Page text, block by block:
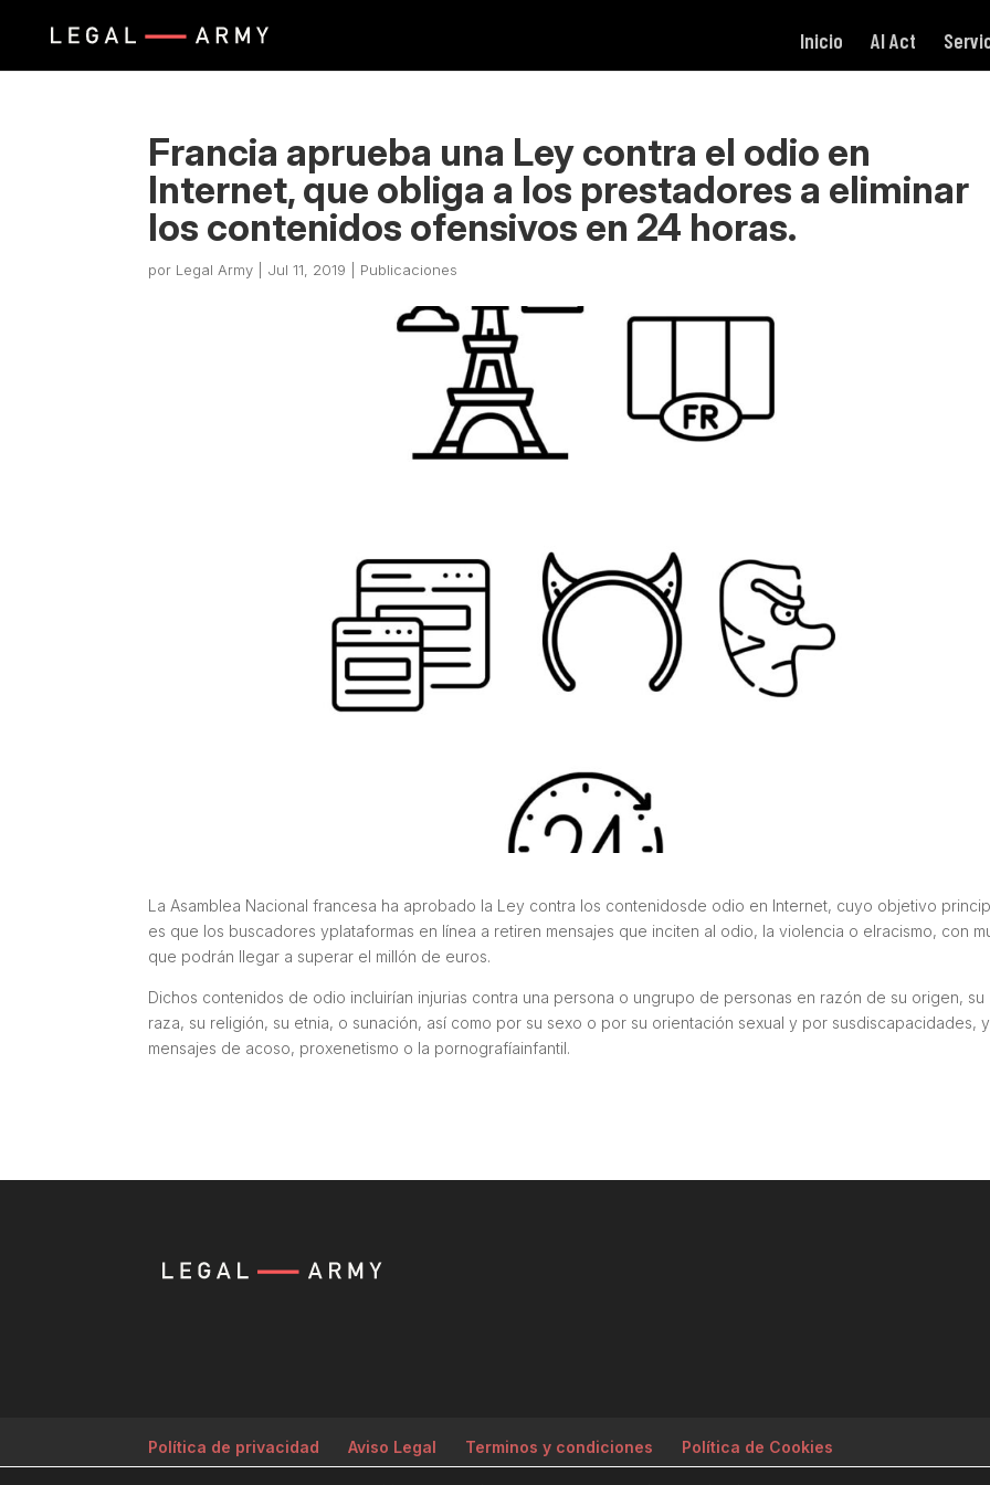
Inicio AI Act
Francia aprueba una Ley contra el odio en
Internet, que obliga a los prestadores a eliminar
los contenidos ofensivos en 24 horas.
por Legal Army Jul 11, 2019 Publicaciones
La Asamblea Nacional francesa ha aprobado la Ley contra los contenidosde odio en Internet, cuyo objetivo
es que los buscadores yplataformas en línea a retiren mensajes que inciten al odio, la violencia o elracismo, con
que podrán llegar a superar el millón de euros.
Dichos contenidos de odio incluirían injurias contra una persona o ungrupo de personas en razón de su origen, su
raza, su religión, su etnia, o sunación, así como por su sexo o por su orientación sexual y por susdiscapacidades,
mensajes de acoso, proxenetismo o la pornografíainfantil.
Política de privacidad Aviso Legal Terminos y condiciones Política de Cookies